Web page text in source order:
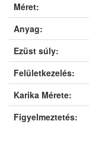
Méret:
Anyag:
Ezüst súly:
Felületkezelés:
Karika Mérete:
Figyelmeztetés: